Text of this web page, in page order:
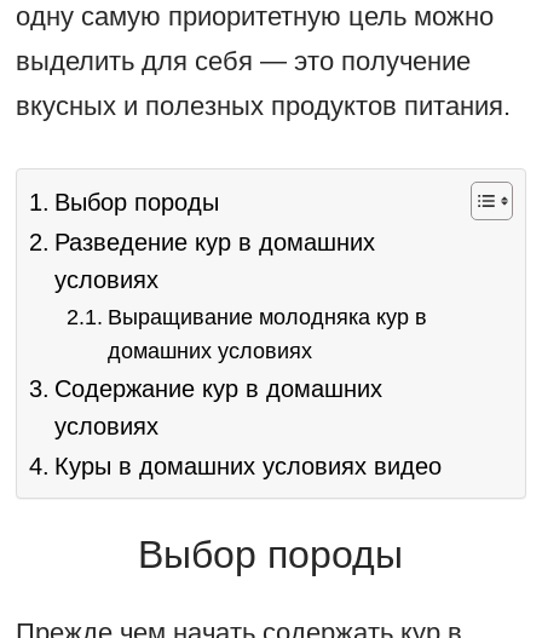
одну самую приоритетную цель можно
выделить для себя — это получение
вкусных и полезных продуктов питания.
Выбор породы
Разведение кур в домашних
условиях
Выращивание молодняка кур в
домашних условиях
Содержание кур в домашних
условиях
Куры в домашних условиях видео
Выбор породы
Прежде чем начать содержать кур в